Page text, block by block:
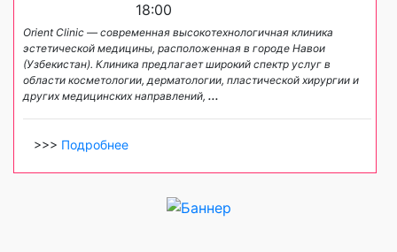
18:00
Orient Clinic — современная высокотехнологичная клиника
эстетической медицины, расположенная в городе Навои
(Узбекистан). Клиника предлагает широкий спектр услуг в
области косметологии, дерматологии, пластической хирургии и
других медицинских направлений, ...
>>> Подробнее